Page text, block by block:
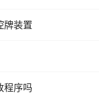
牌装置
程序吗